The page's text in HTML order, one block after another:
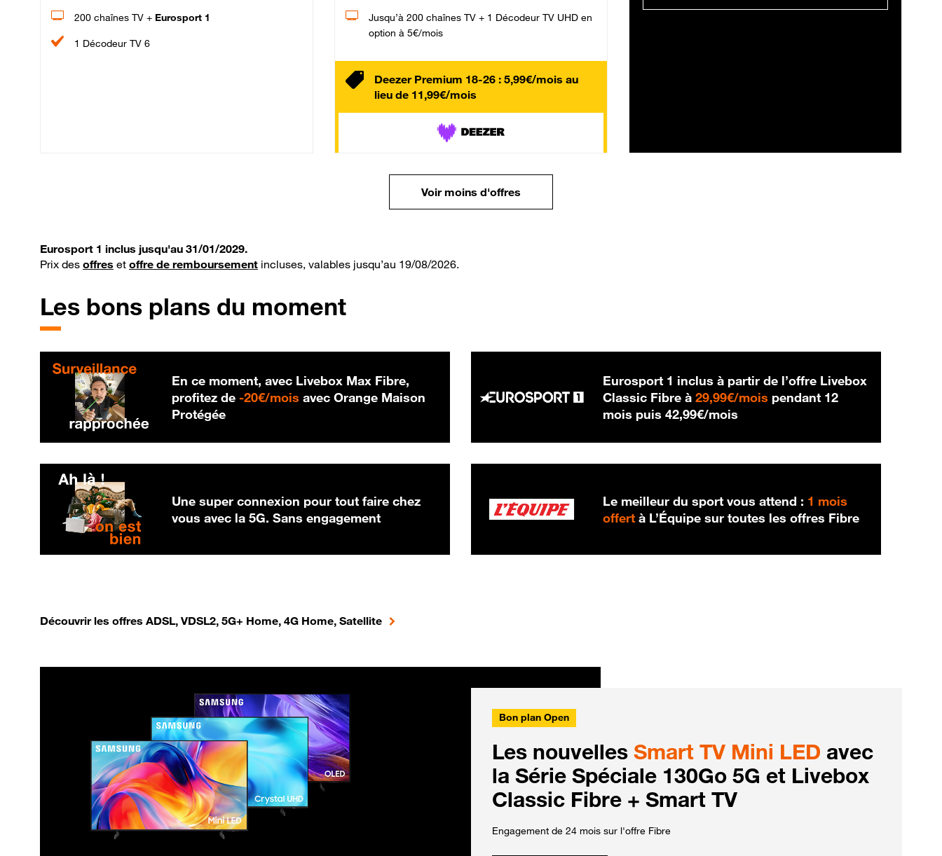
200 chaînes TV + Eurosport 1
1 Décodeur TV 6
Jusqu’à 200 chaînes TV + 1 Décodeur TV UHD en
option à 5€/mois
Deezer Premium 18-26 : 5,99€/mois au
lieu de 11,99€/mois
Voir moins d'offres
Eurosport 1 inclus jusqu'au 31/01/2029.
Prix des offres et offre de remboursement incluses, valables jusqu’au 19/08/2026.
Les bons plans du moment
En ce moment, avec Livebox Max Fibre,
profitez de -20€/mois 20 € par mois
avec Orange Maison
Protégée
Eurosport 1 inclus à partir de l’offre Livebox
Classic Fibre à29,99€/mois 29,99 € par mois
pendant 12
mois puis42,99€/mois
Une super connexion pour tout faire chez
vous avec la 5G. Sans engagement
Le meilleur du sport vous attend : 1 mois
offert à L’Équipe sur toutes les offres Fibre
Découvrir les offres ADSL, VDSL2, 5G+ Home, 4G Home, Satellite
Bon plan Open
Les nouvelles Smart TV Mini LED avec
la Série Spéciale 130Go 5G et Livebox
Classic Fibre + Smart TV
Engagement de 24 mois sur l'offre Fibre